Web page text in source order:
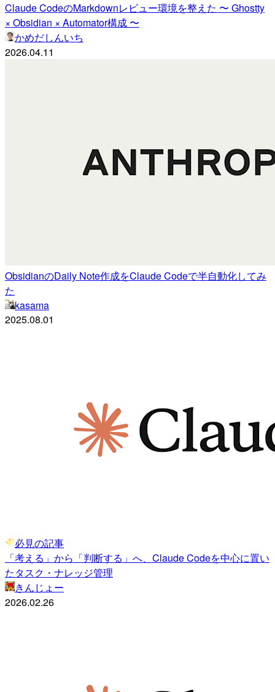
Claude CodeのMarkdownレビュー環境を整えた 〜 Ghostty
× Obsidian × Automator構成 〜
かめだしんいち
2026.04.11
ObsidianのDaily Note作成をClaude Codeで半自動化してみ
た
kasama
2025.08.01
必見の記事
「考える」から「判断する」へ、Claude Codeを中心に置い
たタスク・ナレッジ管理
きんじょー
2026.02.26